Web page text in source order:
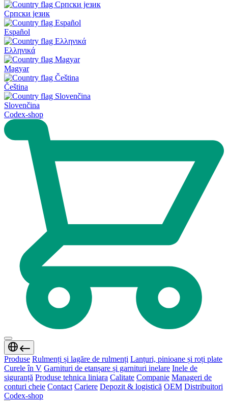
Српски језик
Español
Ελληνικά
Magyar
Čeština
Slovenčina
Codex-shop
Produse Rulmenți și lagăre de rulmenți Lanțuri, pinioane și roți plate
Curele în V Garnituri de etanșare și garnituri inelare Inele de
siguranță Produse tehnica liniara Calitate Companie Manageri de
conturi cheie Contact Cariere Depozit & logistică OEM Distribuitori
Codex-shop